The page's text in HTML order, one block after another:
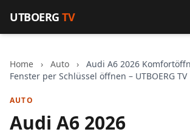
UTBOERGTV
Home › Auto ›
Audi A6 2026
Fenster per Schlüssel öffnen – UTBOERG TV
AUTO
Audi A6 2026